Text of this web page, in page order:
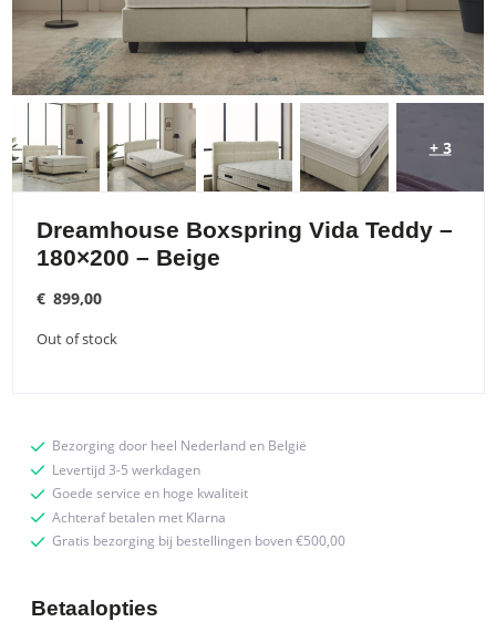
+ 3
Dreamhouse Boxspring Vida Teddy –
180×200 – Beige
€ 899,00
Out of stock
Bezorging door heel Nederland en België
Levertijd 3-5 werkdagen
Goede service en hoge kwaliteit
Achteraf betalen met Klarna
Gratis bezorging bij bestellingen boven €500,00
Betaalopties